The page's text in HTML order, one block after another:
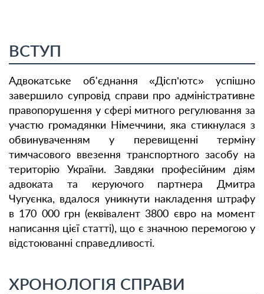
ВСТУП
Адвокатське об'єднання «Дісп’ютс» успішно
завершило супровід справи про адміністративне
правопорушення у сфері митного регулювання за
участю громадянки Німеччини, яка стикнулася з
обвинуваченням у перевищенні терміну
тимчасового ввезення транспортного засобу на
територію України. Завдяки професійним діям
адвоката та керуючого партнера Дмитра
Чугуєнка, вдалося уникнути накладення штрафу
в 170 000 грн (еквівалент 3800 євро на момент
написання цієї статті), що є значною перемогою у
відстоюванні справедливості.
ХРОНОЛОГІЯ СПРАВИ